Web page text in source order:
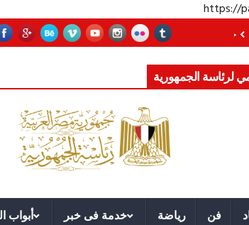
https://
مستقبل مصر نموذجا.. لماذا تُنشئ الدول كيانات تنموية عملاقة؟
لرئاسة الجمهورية
فن رياضة خدمة فى خبر أبواب